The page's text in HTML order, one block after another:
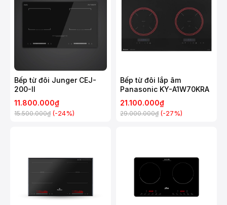
Bếp từ đôi Junger CEJ-
200-II
11.800.000₫
15.500.000₫ (-24%)
Bếp từ đôi lắp âm
Panasonic KY-A1W70KRA
21.100.000₫
29.000.000₫ (-27%)